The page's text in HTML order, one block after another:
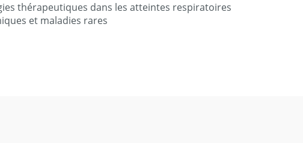
thérapeutiques dans les atteintes respiratoires
et maladies rares